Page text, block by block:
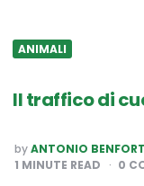
ANIMALI
Il traffico di
POSTED
BY
byANTONIO
1 MINUTE READ 0